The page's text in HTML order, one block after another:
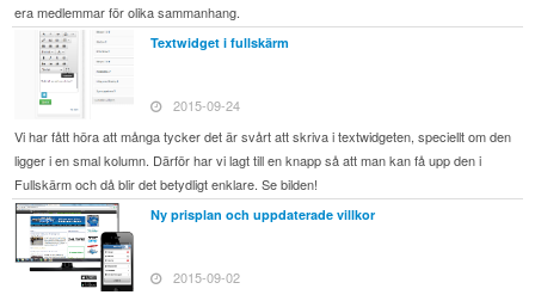
era medlemmar för olika sammanhang.
Textwidget i fullskärm
2015-09-24
Vi har fått höra att många tycker det är svårt att skriva i textwidgeten, speciellt om den
ligger i en smal kolumn. Därför har vi lagt till en knapp så att man kan få upp den i
Fullskärm och då blir det betydligt enklare. Se bilden!
Ny prisplan och uppdaterade villkor
2015-09-02